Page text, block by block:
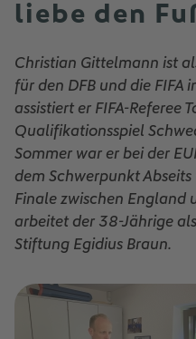
liebe den
Christian Gittelmann ist
für den DFB und die FIFA
assistiert er FIFA-Referee
Qualifikationsspiel
Sommer war er bei der
dem Schwerpunkt
Finale zwischen England
arbeitet der 38-Jährige
Stiftung Egidius Braun.